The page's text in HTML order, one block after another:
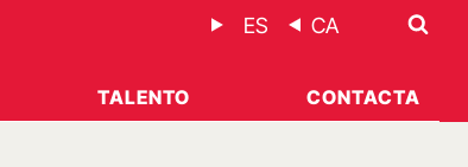
ES CA
TALENTO CONTACTA